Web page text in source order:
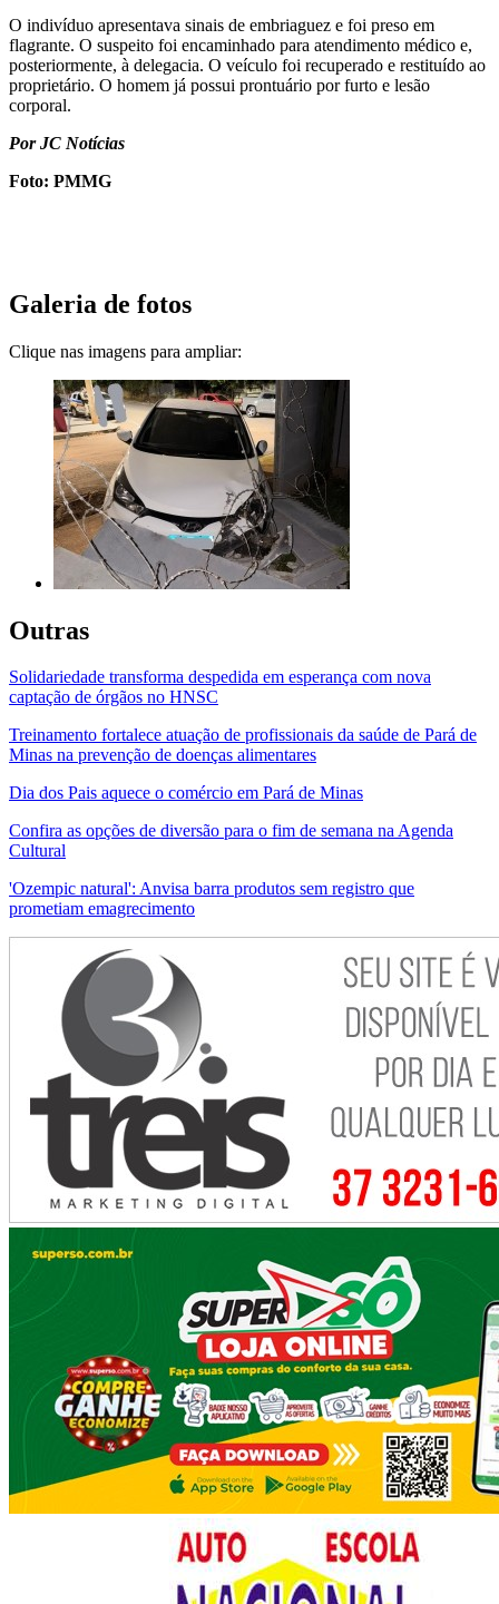
O indivíduo apresentava sinais de embriaguez e foi preso em
flagrante. O suspeito foi encaminhado para atendimento médico e,
posteriormente, à delegacia. O veículo foi recuperado e restituído ao
proprietário. O homem já possui prontuário por furto e lesão
corporal.
Por JC Notícias
Foto: PMMG
Galeria de fotos
Clique nas imagens para ampliar:
Outras
Solidariedade transforma despedida em esperança com nova
captação de órgãos no HNSC
Treinamento fortalece atuação de profissionais da saúde de Pará de
Minas na prevenção de doenças alimentares
Dia dos Pais aquece o comércio em Pará de Minas
Confira as opções de diversão para o fim de semana na Agenda
Cultural
'Ozempic natural': Anvisa barra produtos sem registro que
prometiam emagrecimento